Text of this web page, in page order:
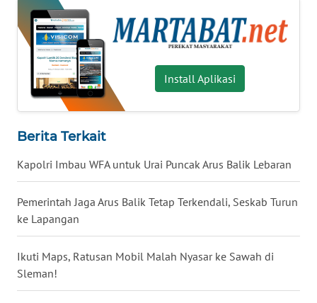
Install Aplikasi
Berita Terkait
Kapolri Imbau WFA untuk Urai Puncak Arus Balik Lebaran
Pemerintah Jaga Arus Balik Tetap Terkendali, Seskab Turun
ke Lapangan
Ikuti Maps, Ratusan Mobil Malah Nyasar ke Sawah di
Sleman!
REDAKSI
KARIR
DISCLAIMER
Wahana
News
Regional
SUMUT
JAKARTA